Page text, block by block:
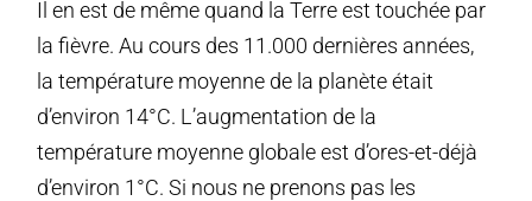
Il en est de même quand la Terre est touchée par
la fièvre. Au cours des 11.000 dernières années,
la température moyenne de la planète était
d’environ 14°C. L’augmentation de la
température moyenne globale est d’ores-et-déjà
d’environ 1°C. Si nous ne prenons pas les